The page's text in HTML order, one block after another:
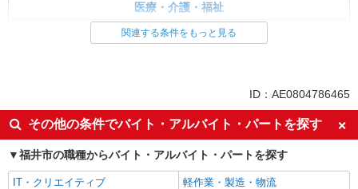
医療・介護・福祉
サービス提供責任者・ソーシャルワーカー
副業・WワークOK
交通費支給
社会保険あり
産休・育休取得実績あり
社員登用あり
関連する条件をもっと見る
ID：AE0804786465
その他の条件でバイト・アルバイト・パートを探す
福井市の職種からバイト・アルバイト・パートを探す
IT・クリエイティブ
軽作業・製造・物流